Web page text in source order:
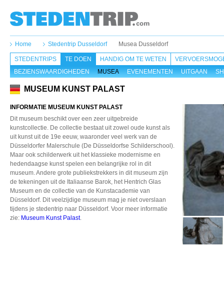
Home Stedentrip Dusseldorf Musea Dusseldorf
STEDENTRIPS
TE DOEN
BEZIENSWAARDIGHEDEN
MUSEA EVENEMENTEN UITGAAN
HANDIG OM TE WETEN
MUSEUM KUNST PALAST
INFORMATIE MUSEUM KUNST PALAST
Dit museum beschikt over een zeer uitgebreide
kunstcollectie. De collectie bestaat uit zowel oude kunst als
uit kunst uit de 19e eeuw, waaronder veel werk van de
Düsseldorfer Malerschule (De Düsseldorfse Schilderschool).
Maar ook schilderwerk uit het klassieke modernisme en
hedendaagse kunst spelen een belangrijke rol in dit
museum. Andere grote publiekstrekkers in dit museum zijn
de tekeningen uit de Italiaanse Barok, het Hentrich Glas
Museum en de collectie van de Kunstacademie van
Düsseldorf. Dit veelzijdige museum mag je niet overslaan
tijdens je stedentrip naar Düsseldorf. Voor meer informatie
zie: Museum Kunst Palast.